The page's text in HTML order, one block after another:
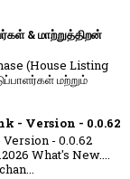
& மாற்றுத்திறன்
(House Listing
மற்றும்
- Version - 0.0.62
- 0.0.62
What's New....